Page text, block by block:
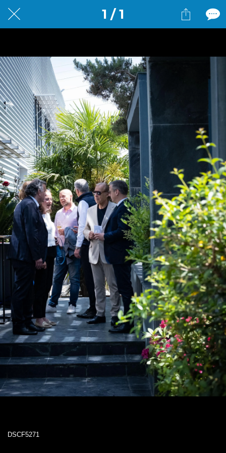
1 / 1
DSCF5271